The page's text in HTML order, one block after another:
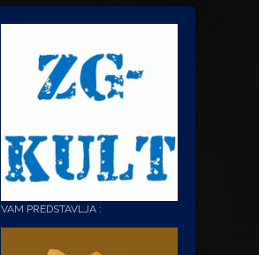
VAM PREDSTAVLJA :